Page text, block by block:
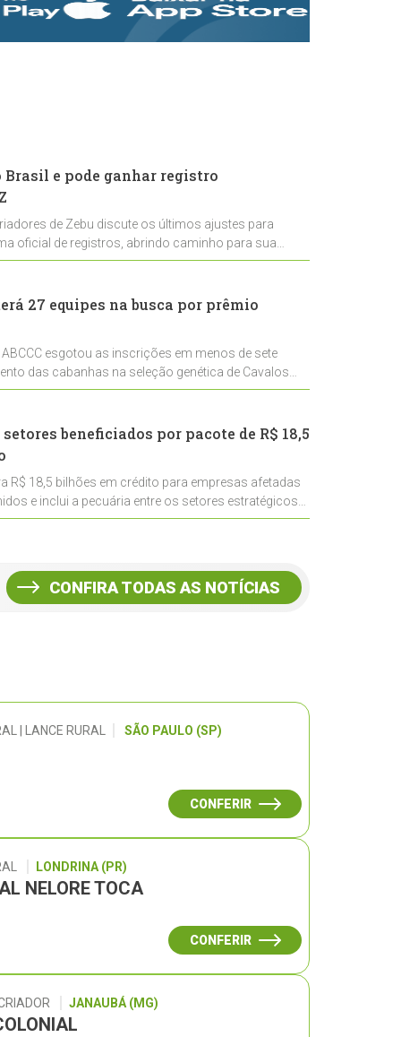
rastreabilidade e
rigor técnico para
Brasil e pode ganhar registro
de Zebu discute os últimos ajustes para
oficial de registros, abrindo caminho para sua
27 equipes na busca por prêmio
esgotou as inscrições em menos de sete
das cabanhas na seleção genética de Cavalos
beneficiados por pacote de R$ 18,5
R$ 18,5 bilhões em crédito para empresas afetadas
e inclui a pecuária entre os setores estratégicos
CONFIRA TODAS AS NOTÍCIAS
| LANCE RURAL SÃO PAULO (SP)
CONFERIR
LONDRINA (PR)
NELORE TOCA
CONFERIR
JANAUBÁ (MG)